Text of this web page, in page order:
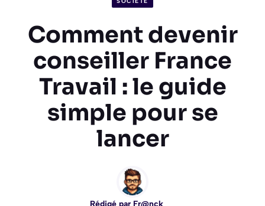
Comment devenir
conseiller France
Travail : le guide
simple pour se
lancer